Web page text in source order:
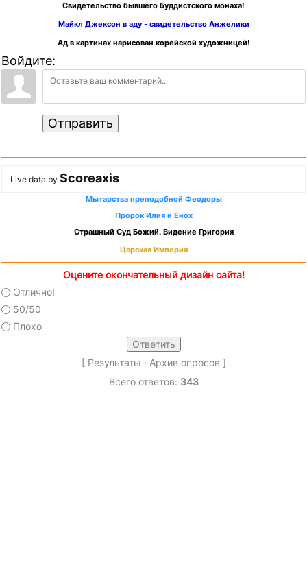
Свидетельство бывшего буддистского монаха!
Майкл Джексон в аду - свидетельство Анжелики
Ад в картинах нарисован корейской художницей!
Войдите:
Отправить
Live data by Scoreaxis
Мытарства преподобной Феодоры
Пророк Илия и Енох
Страшный Суд Божий. Видение Григория
Царская Империя
Оцените окончательный дизайн сайта!
Отлично!
50/50
Плохо
[ Результаты · Архив опросов ]
Всего ответов: 343